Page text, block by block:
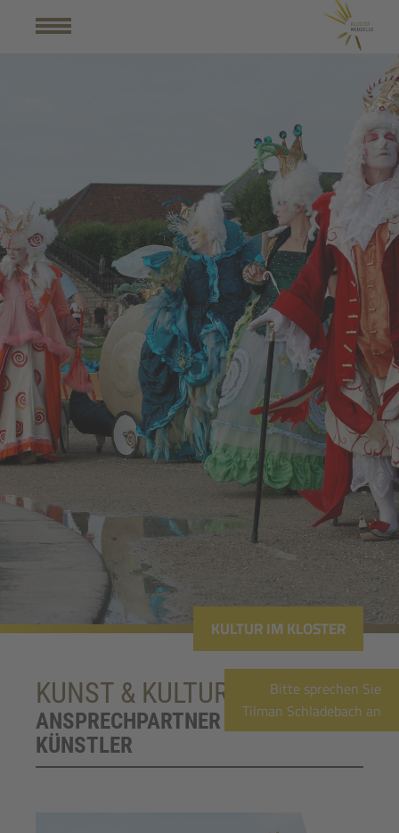
KULTUR IM KLOSTER
KUNST & KULTUR
ANSPRECHPARTNER FÜR
KÜNSTLER
Bitte sprechen Sie
Tilman Schladebach an